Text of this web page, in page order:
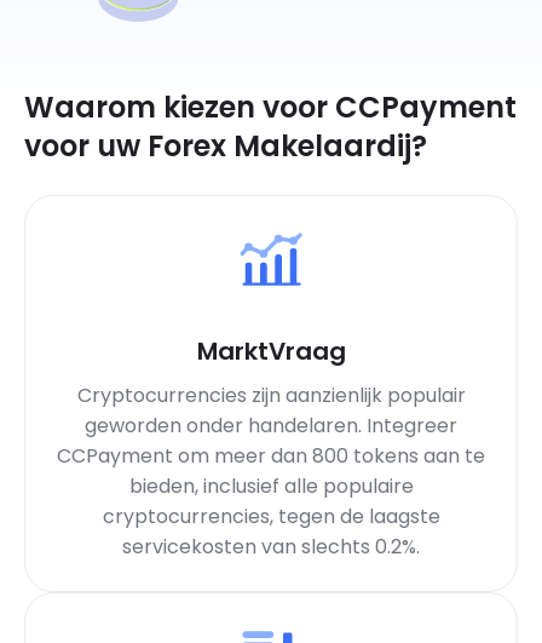
Waarom kiezen voor CCPayment
voor uw Forex Makelaardij?
MarktVraag
Cryptocurrencies zijn aanzienlijk populair
geworden onder handelaren. Integreer
CCPayment om meer dan 800 tokens aan te
bieden, inclusief alle populaire
cryptocurrencies, tegen de laagste
servicekosten van slechts 0.2%.